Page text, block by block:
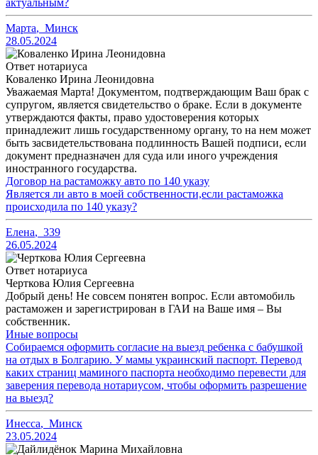
актуальным?
Марта, Минск
28.05.2024
Ответ нотариуса
Коваленко Ирина Леонидовна
Уважаемая Марта! Документом, подтверждающим Ваш брак с
супругом, является свидетельство о браке. Если в документе
утверждаются факты, право удостоверения которых
принадлежит лишь государственному органу, то на нем может
быть засвидетельствована подлинность Вашей подписи, если
документ предназначен для суда или иного учреждения
иностранного государства.
Договор на растаможку авто по 140 указу
Является ли авто в моей собственности,если растаможка
происходила по 140 указу?
Елена, 339
26.05.2024
Ответ нотариуса
Черткова Юлия Сергеевна
Добрый день! Не совсем понятен вопрос. Если автомобиль
растаможен и зарегистрирован в ГАИ на Ваше имя – Вы
собственник.
Иные вопросы
Собираемся оформить согласие на выезд ребенка с бабушкой
на отдых в Болгарию. У мамы украинский паспорт. Перевод
каких страниц маминого паспорта необходимо перевести для
заверения перевода нотариусом, чтобы оформить разрешение
на выезд?
Инесса, Минск
23.05.2024